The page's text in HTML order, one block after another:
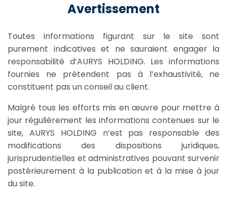
Avertissement
Toutes informations figurant sur le site sont
purement indicatives et ne sauraient engager la
responsabilité d’AURYS HOLDING. Les informations
fournies ne prétendent pas à l’exhaustivité, ne
constituent pas un conseil au client.
Malgré tous les efforts mis en œuvre pour mettre à
jour régulièrement les informations contenues sur le
site, AURYS HOLDING n’est pas responsable des
modifications des dispositions juridiques,
jurisprudentielles et administratives pouvant survenir
postérieurement à la publication et à la mise à jour
du site.